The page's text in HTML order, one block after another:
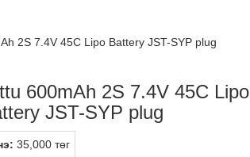
2S 7.4V 45C Lipo Battery JST-SYP plug
600mAh 2S 7.4V 45C Lipo
JST-SYP plug
35,000 төг